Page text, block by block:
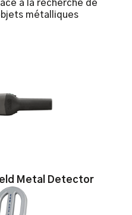
à la recherche de
métalliques
Metal Detector